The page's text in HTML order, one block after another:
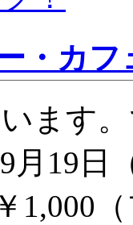
・カフ
ます
月19日
1,000